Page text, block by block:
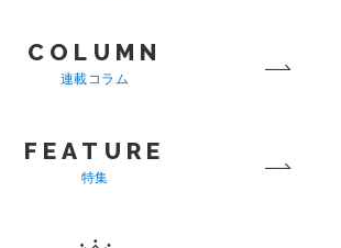
COLUMN
連載コラム
FEATURE
特集